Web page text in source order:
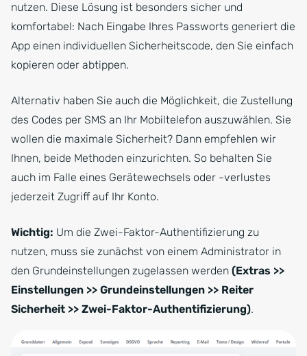
nutzen. Diese Lösung ist besonders sicher und
komfortabel: Nach Eingabe Ihres Passworts generiert die
App einen individuellen Sicherheitscode, den Sie einfach
kopieren oder abtippen.
Alternativ haben Sie auch die Möglichkeit, die Zustellung
des Codes per SMS an Ihr Mobiltelefon auszuwählen. Sie
wollen die maximale Sicherheit? Dann empfehlen wir
Ihnen, beide Methoden einzurichten. So behalten Sie
auch im Falle eines Gerätewechsels oder -verlustes
jederzeit Zugriff auf Ihr Konto.
Wichtig: Um die Zwei-Faktor-Authentifizierung zu
nutzen, muss sie zunächst von einem Administrator in
den Grundeinstellungen zugelassen werden (Extras >>
Einstellungen >> Grundeinstellungen >> Reiter
Sicherheit >> Zwei-Faktor-Authentifizierung).